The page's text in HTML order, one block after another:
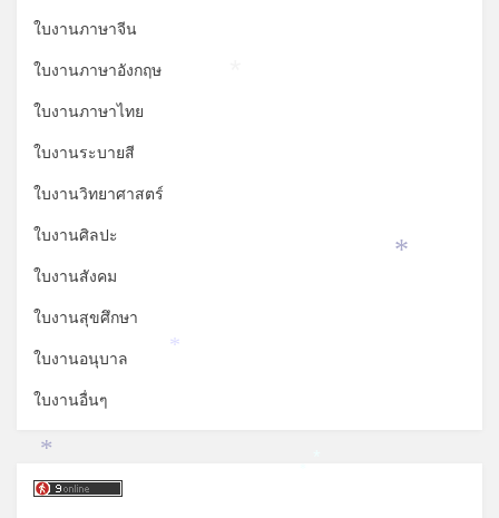
ใบงานภาษาจีน
ใบงานภาษาอังกฤษ
ใบงานภาษาไทย
ใบงานระบายสี
ใบงานวิทยาศาสตร์
ใบงานศิลปะ
ใบงานสังคม
ใบงานสุขศึกษา
ใบงานอนุบาล
ใบงานอื่นๆ